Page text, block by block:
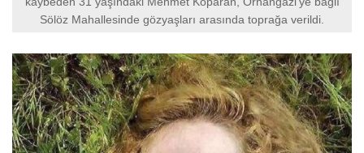
Sölöz Mahallesinde gözyaşları arasında toprağa verildi.